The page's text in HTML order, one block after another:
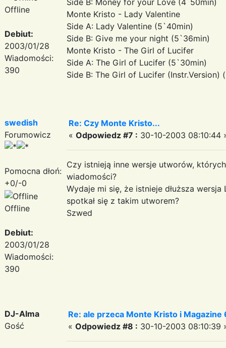
Offline
Debiut:
2003/01/28
Wiadomości:
390
Monte Kristo - Lady Valentine
Side A: Lady Valentine (5`40min)
Side B: Give me your night (5`36min)
Monte Kristo - The Girl of Lucifer
Side A: The Girl of Lucifer (5`30min)
Side B: The Girl of Lucifer (Instr.Version)
swedish
Forumowicz
Pomocna dłoń:
+0/-0
Offline
Debiut:
2003/01/28
Wiadomości:
390
Re: Czy Monte Kristo...
« Odpowiedz #7 : 30-10-2003 08:10:44
Czy istnieją inne wersje utworów,
wiadomości?
Wydaje mi się, że istnieje dłuższa
spotkał się z takim utworem?
Szwed
DJ-Alma
Gość
Re: ale przeca Monte Kristo i
« Odpowiedz #8 : 30-10-2003 08:10:39